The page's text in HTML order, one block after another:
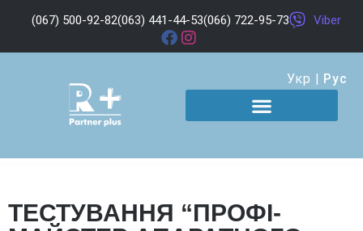
(067) 500-92-82(063) 441-44-53(066) 722-95-73 Viber
Укр | Рус
ТЕСТУВАННЯ “ПРОФІ-